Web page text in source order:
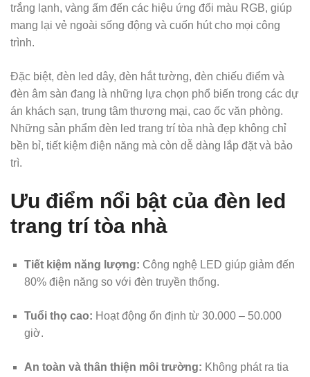
trắng lạnh, vàng ấm đến các hiệu ứng đổi màu RGB, giúp
mang lại vẻ ngoài sống động và cuốn hút cho mọi công
trình.
Đặc biệt, đèn led dây, đèn hắt tường, đèn chiếu điểm và
đèn âm sàn đang là những lựa chọn phổ biến trong các dự
án khách sạn, trung tâm thương mại, cao ốc văn phòng.
Những sản phẩm đèn led trang trí tòa nhà đẹp không chỉ
bền bỉ, tiết kiệm điện năng mà còn dễ dàng lắp đặt và bảo
trì.
Ưu điểm nổi bật của đèn led
trang trí tòa nhà
Tiết kiệm năng lượng: Công nghệ LED giúp giảm đến
80% điện năng so với đèn truyền thống.
Tuổi thọ cao: Hoạt động ổn định từ 30.000 – 50.000
giờ.
An toàn và thân thiện môi trường: Không phát ra tia